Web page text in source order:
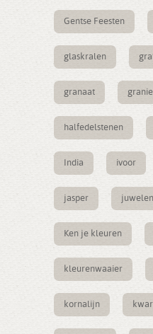
Gentse Feesten
glaskralen
granaat
halfedelstenen
India ivoor
jasper
Ken je kleuren
kleurenwaaier
kornalijn